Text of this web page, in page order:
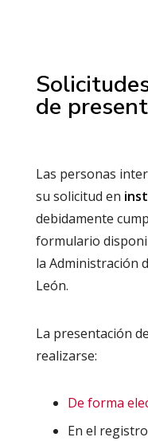
de
Las personas
su solicitud en
debidamente
formulario
la Administración
León.
La presentación
realizarse:
De forma
En el